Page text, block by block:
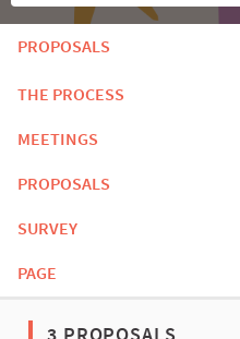
PROPOSALS
THE PROCESS
MEETINGS
PROPOSALS
SURVEY
PAGE